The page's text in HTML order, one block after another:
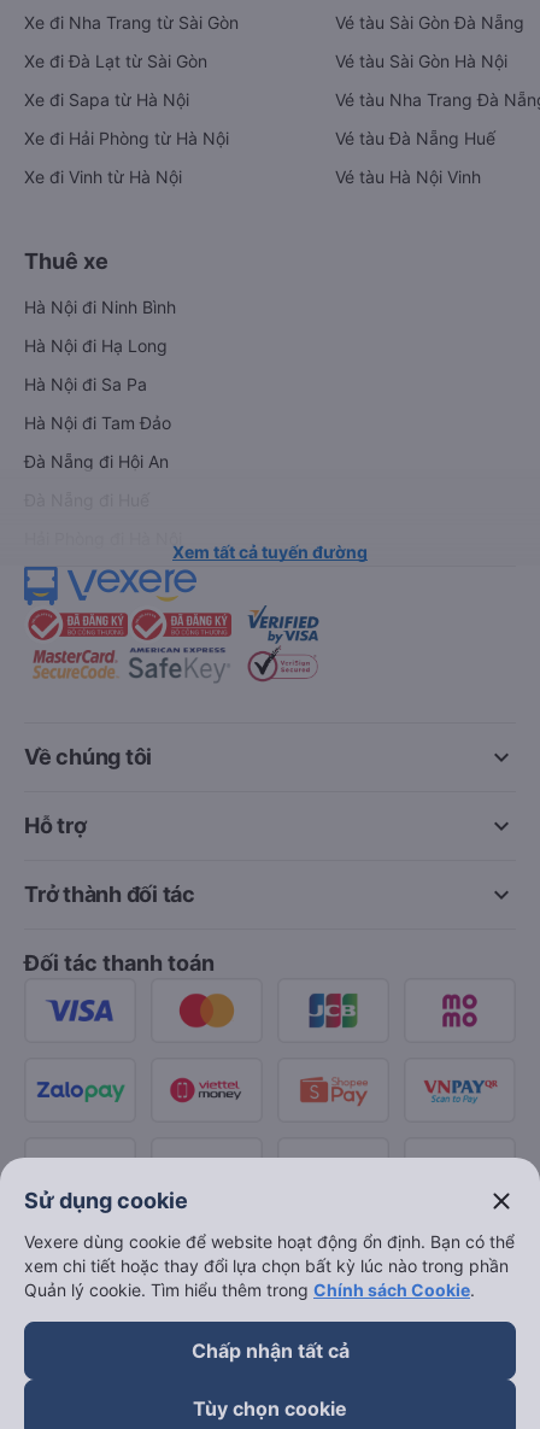
Xe đi Nha Trang từ Sài Gòn
Xe đi Đà Lạt từ Sài Gòn
Xe đi Sapa từ Hà Nội
Xe đi Hải Phòng từ Hà Nội
Xe đi Vinh từ Hà Nội
Vé tàu Sài Gòn Đà Nẵng
Vé tàu Sài Gòn Hà Nội
Vé tàu Nha Trang Đà
Vé tàu Đà Nẵng Huế
Vé tàu Hà Nội Vinh
Thuê xe
Hà Nội đi Ninh Bình
Hà Nội đi Hạ Long
Hà Nội đi Sa Pa
Hà Nội đi Tam Đảo
Đà Nẵng đi Hội An
Xem tất cả tuyến đường
keyboard_arrow_down
Về chúng tôi
keyboard_arrow_down
Hỗ trợ
keyboard_arrow_down
Trở thành đối tác
Đối tác thanh toán
Sử dụng cookie close
Vexere dùng cookie để website hoạt động ổn định. Bạn có thể
xem chi tiết hoặc thay đổi lựa chọn bất kỳ lúc nào trong phần
Quản lý cookie. Tìm hiểu thêm trong Chính sách Cookie.
Chấp nhận tất cả
Tùy chọn cookie